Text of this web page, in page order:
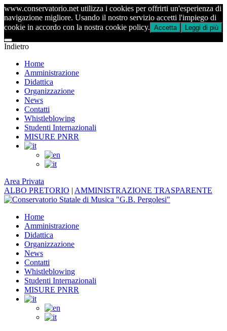
www.conservatorio.net utilizza i cookies per offrirti un'esperienza di
navigazione migliore. Usando il nostro servizio accetti l'impiego di
cookie in accordo con la nostra cookie policy. Accetta Leggi di più
Indietro
Home
Amministrazione
Didattica
Organizzazione
News
Contatti
Whistleblowing
Studenti Internazionali
MISURE PNRR
Area Privata
ALBO PRETORIO | AMMINISTRAZIONE TRASPARENTE
Home
Amministrazione
Didattica
Organizzazione
News
Contatti
Whistleblowing
Studenti Internazionali
MISURE PNRR